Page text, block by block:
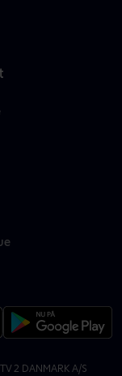
TV 2 DANMARK A/S